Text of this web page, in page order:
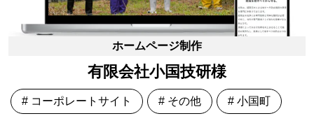
ホームページ制作
有限会社小国技研様
# コーポレートサイト # その他 # 小国町